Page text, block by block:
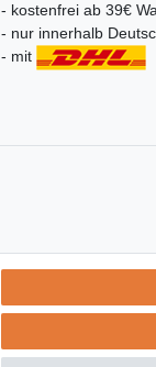
- kostenfrei ab 39€
- nur innerhalb
- mit